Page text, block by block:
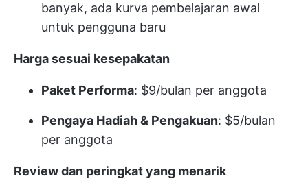
banyak, ada kurva pembelajaran awal
untuk pengguna baru
Harga sesuai kesepakatan
Paket Performa: $9/bulan per anggota
Pengaya Hadiah & Pengakuan: $5/bulan
per anggota
Review dan peringkat yang menarik